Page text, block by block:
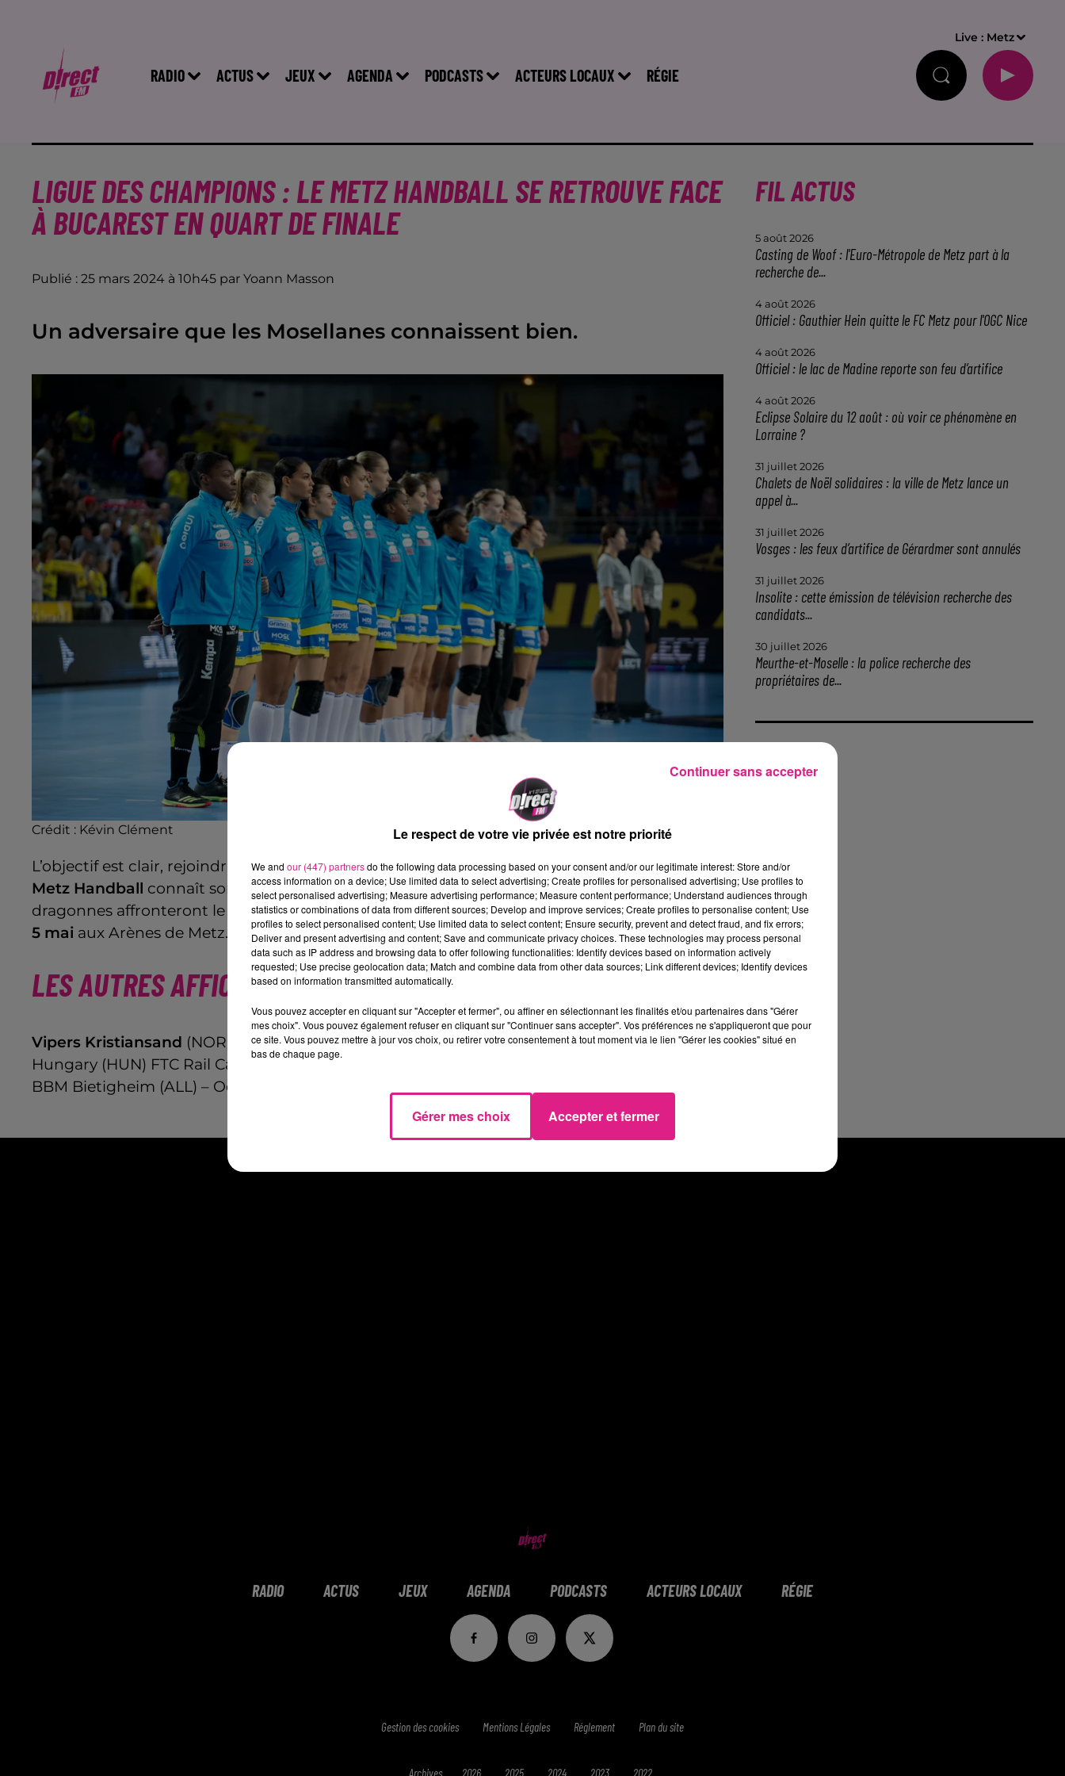
RADIO ACTUS JEUX AGENDA PODCASTS ACTEURS LOCAUX RÉGIE
Live : Metz
LIGUE DES CHAMPIONS : LE METZ HANDBALL SE RETROUVE FACE
À BUCAREST EN QUART DE FINALE
Publié : 25 mars 2024 à 10h45 par Yoann Masson
Un adversaire que les Mosellanes connaissent bien.
Crédit : Kévin Clément
L’objectif est clair, rejoindre le Final 4 de la Ligue des champions. Depuis ce dimanche, le
Metz Handball connaît son adversaire pour les quarts de finale de cette compétition. Les
dragonnes affronteront le
CSM Bucarest, le week-end du27-28 avrilà Bucarest puis le4 ou
5 mai aux Arènes de Metz.
LES AUTRES AFFICHES DES QUARTS DE FINALE :
Vipers Kristiansand (NOR) – Györ Audi ETO KC Hungary (HUN)
Hungary (HUN) FTC Rail Cargo –
Team Esbjerg Denmark
BBM Bietigheim (ALL) – Odense Handbold (DEN)
FIL ACTUS
5 août 2026
Casting de Woof : l'Euro-Métropole de Metz part à la
recherche de...
4 août 2026
Officiel : Gauthier Hein quitte le FC Metz pour l'OGC Nice
4 août 2026
Officiel : le lac de Madine reporte son feu d’artifice
4 août 2026
Eclipse Solaire du 12 août : où voir ce phénomène en
Lorraine ?
31 juillet 2026
Chalets de Noël solidaires : la ville de Metz lance un
appel à...
31 juillet 2026
Vosges : les feux d’artifice de Gérardmer sont annulés
31 juillet 2026
Insolite : cette émission de télévision recherche des
candidats...
30 juillet 2026
Meurthe-et-Moselle : la police recherche des
propriétaires de...
RADIO ACTUS JEUX AGENDA PODCASTS ACTEURS LOCAUX RÉGIE
Gestion des cookies Mentions Légales Réglement Plan du site
Archives 2026 2025 2024 2023 2022
Le respect de votre vie privée est notre priorité
We and our (447) partnersdo the following data processing based on your consent and/or our legitimate interest: Store and/or
access information on a device; Use limited data to select advertising; Create profiles for personalised advertising; Use profiles to
select personalised advertising; Measure advertising performance; Measure content performance; Understand audiences through
statistics or combinations of data from different sources; Develop and improve services; Create profiles to personalise content; Use
profiles to select personalised content; Use limited data to select content; Ensure security, prevent and detect fraud, and fix errors;
Deliver and present advertising and content; Save and communicate privacy choices. These technologies may process personal
data such as IP address and browsing data to offer following functionalities: Identify devices based on information actively
requested; Use precise geolocation data; Match and combine data from other data sources; Link different devices; Identify devices
based on information transmitted automatically.
Vous pouvez accepter en cliquant sur "Accepter et fermer", ou affiner en sélectionnant les finalités et/ou partenaires dans "Gérer
mes choix". Vous pouvez également refuser en cliquant sur "Continuer sans accepter". Vos préférences ne s'appliqueront que pour
ce site. Vous pouvez mettre à jour vos choix, ou retirer votre consentement à tout moment via le lien "Gérer les cookies" situé en
bas de chaque page.
Gérer mes choix Accepter et fermer
Continuer sans accepter